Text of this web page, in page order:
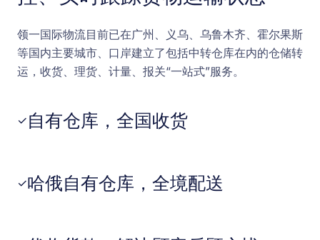
领一国际物流目前已在广州、义乌、乌鲁木齐、霍尔果斯
等国内主要城市、口岸建立了包括中转仓库在内的仓储转
运，收货、理货、计量、报关“一站式”服务。
✓ 自有仓库，全国收货
✓哈俄自有仓库，全境配送